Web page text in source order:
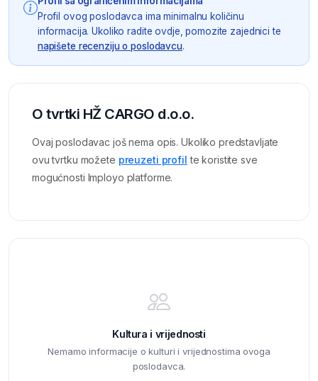
Profil ovog poslodavca ima minimalnu količinu
informacija. Ukoliko radite ovdje, pomozite zajednici te
napišete recenziju o poslodavcu.
O tvrtki HŽ CARGO d.o.o.
Ovaj poslodavac još nema opis. Ukoliko predstavljate
ovu tvrtku možete preuzeti profil te koristite sve
mogućnosti Imployo platforme.
Kultura i vrijednosti
Nemamo informacije o kulturi i vrijednostima ovoga
poslodavca.